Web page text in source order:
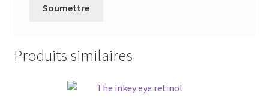
Produits similaires